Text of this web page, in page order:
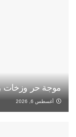
موجة حر وزخات
أغسطس 6, 2026